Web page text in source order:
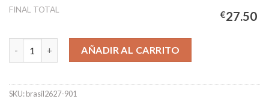
FINAL TOTAL
€27.50
Camiseta Pre-Partido Brasil Academy Pro Hombre 2026/2027
AÑADIR AL CARRITO
SKU:brasil2627-901